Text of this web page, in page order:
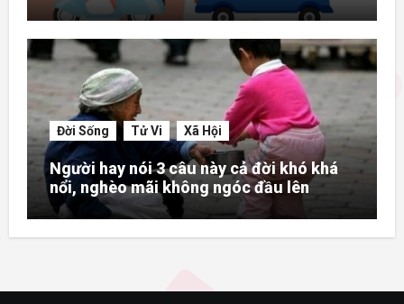
Đời Sống Tử Vi Xã Hội
Người hay nói 3 câu này cả đời khó khá
nổi, nghèo mãi không ngóc đầu lên